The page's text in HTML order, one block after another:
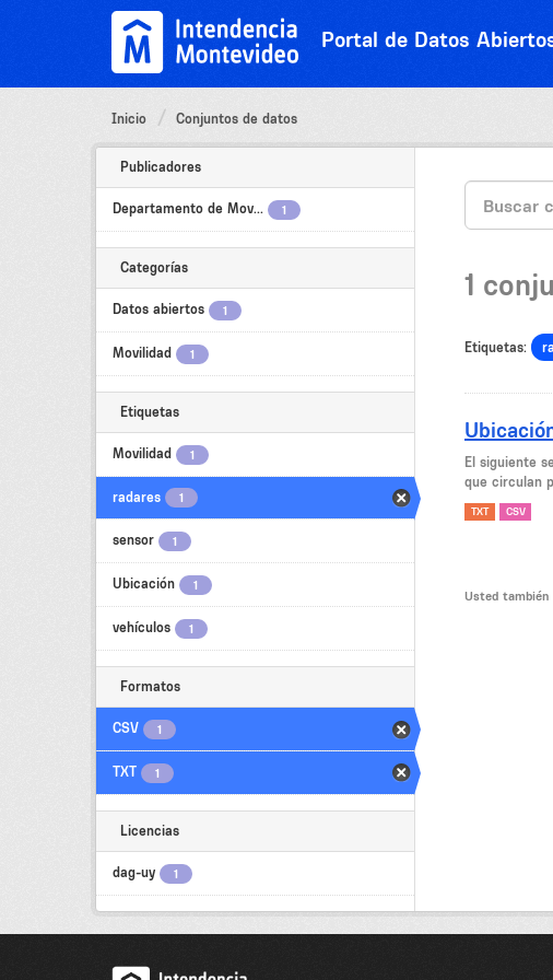
Portal de Datos
Inicio Conjuntos de datos
Publicadores
Departamento de Mov... 1
Categorías
Datos abiertos 1
Movilidad 1
Etiquetas
Movilidad 1
radares 1
sensor 1
Ubicación 1
vehículos 1
Formatos
CSV 1
TXT 1
Licencias
dag-uy 1
1
Etiquetas:
El siguiente
que circulan
TXT CSV
Usted también